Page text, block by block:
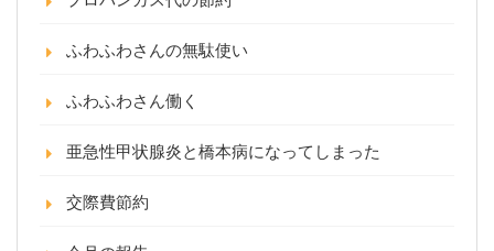
ふわふわさんの無駄使い
ふわふわさん働く
亜急性甲状腺炎と橋本病になってしまった
交際費節約